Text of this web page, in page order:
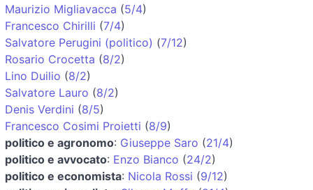
Maurizio Migliavacca (5/4)
Francesco Chirilli (7/4)
Salvatore Perugini (politico) (7/12)
Rosario Crocetta (8/2)
Lino Duilio (8/2)
Salvatore Lauro (8/2)
Denis Verdini (8/5)
Francesco Cosimi Proietti (8/9)
politico e agronomo: Giuseppe Saro (21/4)
politico e avvocato: Enzo Bianco (24/2)
politico e economista: Nicola Rossi (9/12)